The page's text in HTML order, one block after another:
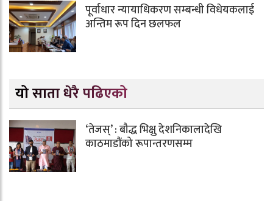
पूर्वाधार न्यायाधिकरण सम्बन्धी विधेयकलाई
अन्तिम रूप दिन छलफल
यो साता धेरै पढिएको
‘तेजस्’ : बौद्ध भिक्षु देशनिकालादेखि
काठमाडौंको रूपान्तरणसम्म